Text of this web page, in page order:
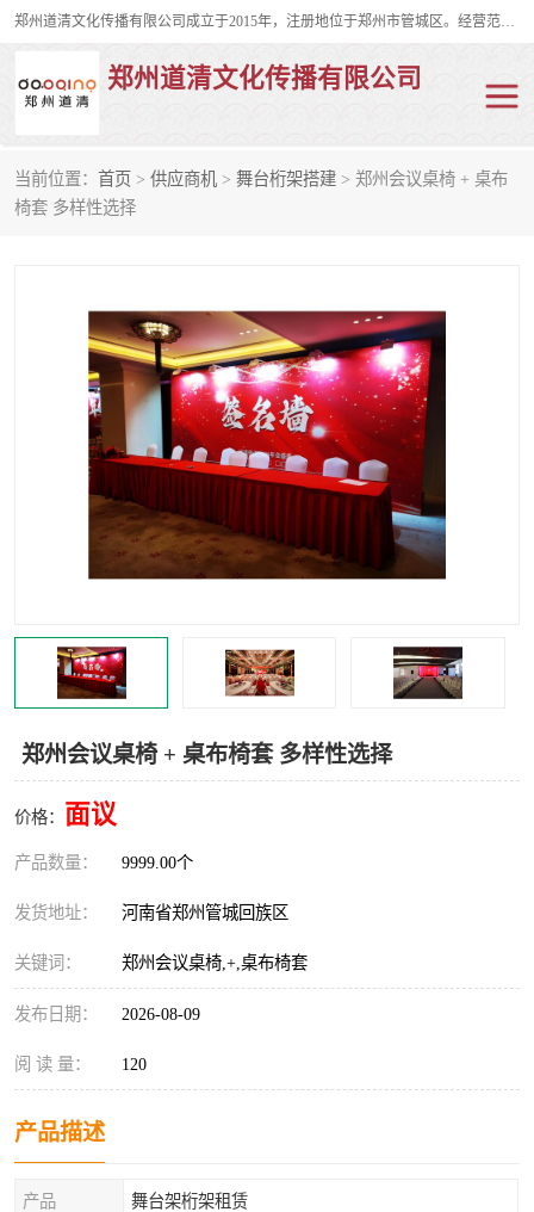
郑州道清文化传播有限公司成立于2015年，注册地位于郑州市管城区。经营范围包括会议及展览服务、庆典礼仪策划、企业形象策划、企业管理咨询、计算机图文设计、制作等。主要产品服务有：舞台桁架搭建，背景板搭建，灯光音响，雷亚舞台搭建、龙门架搭建、会议桌椅租赁、灯光音响租赁、空飘出租、气柱拱门租赁、喷绘写真制作、kt板制作。
郑州道清文化传播有限公司
当前位置： 首页 > 供应商机 > 舞台桁架搭建 > 郑州会议桌椅 + 桌布
椅套 多样性选择
郑州会议桌椅 + 桌布椅套 多样性选择
价格： 面议
产品数量： 9999.00个
发货地址： 河南省郑州管城回族区
关键词： 郑州会议桌椅,+,桌布椅套
发布日期： 2026-08-09
阅 读 量： 120
产品描述
产品 舞台架桁架租赁
舞台桁架搭建
活动策划 truss架出租
kt板制作 场地布置
背景板搭建 雷亚舞台搭建
龙门架搭建 会议桌椅租赁
灯光音响租赁 空飘出租